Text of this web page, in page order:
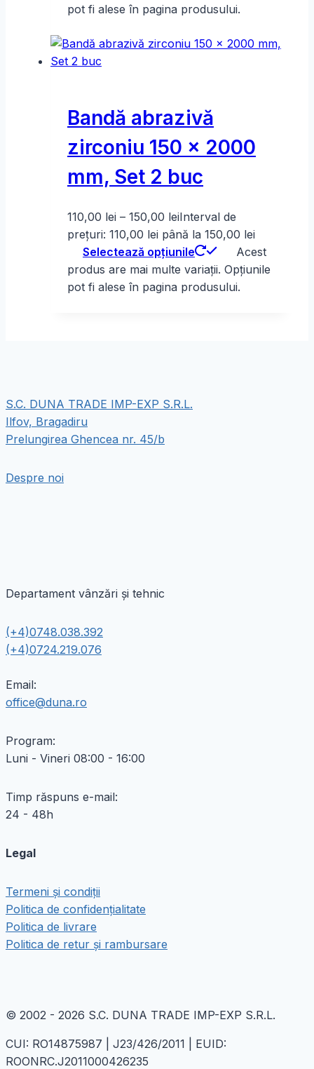
pot fi alese în pagina produsului.
Bandă abrazivă
zirconiu 150 x 2000
mm, Set 2 buc
110,00 lei – 150,00 leiInterval de
prețuri: 110,00 lei până la 150,00 lei
Selectează opțiunile
Acest
produs are mai multe variații. Opțiunile
pot fi alese în pagina produsului.
S.C. DUNA TRADE IMP-EXP S.R.L.
Ilfov, Bragadiru
Prelungirea Ghencea nr. 45/b
Despre noi
Departament vânzări și tehnic
(+4)0748.038.392
(+4)0724.219.076
Email:
office@duna.ro
Program:
Luni - Vineri 08:00 - 16:00
Timp răspuns e-mail:
24 - 48h
Legal
Termeni și condiții
Politica de confidențialitate
Politica de livrare
Politica de retur și rambursare
© 2002 - 2026 S.C. DUNA TRADE IMP-EXP S.R.L.
CUI: RO14875987 | J23/426/2011 | EUID:
ROONRC.J2011000426235